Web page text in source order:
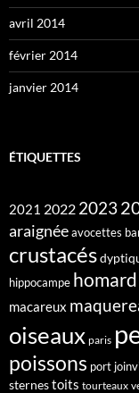
avril 2014
février 2014
janvier 2014
ÉTIQUETTES
2021 2022 2023
araignéeavocettes
crustacés
hippocampe homard
macareux
oiseaux paris
poissons port
sternestoits tourteaux